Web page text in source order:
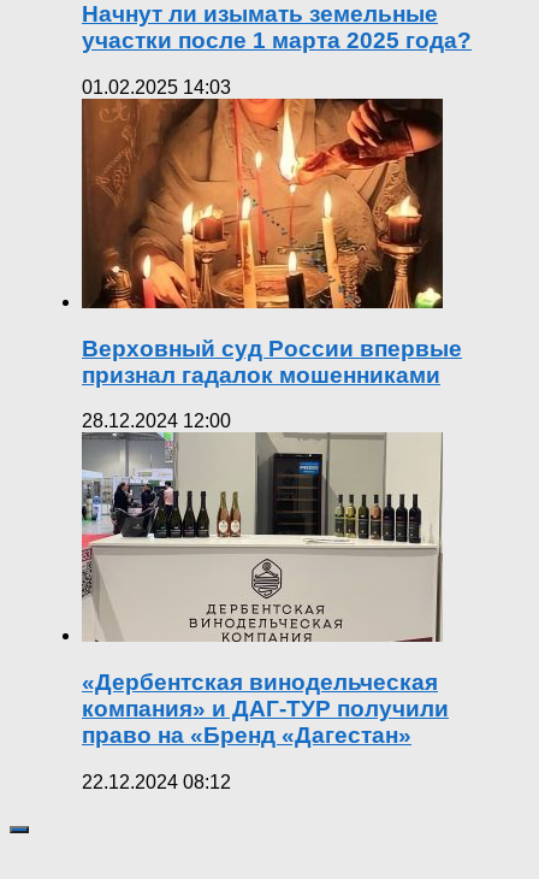
Начнут ли изымать земельные
участки после 1 марта 2025 года?
01.02.2025 14:03
Верховный суд России впервые
признал гадалок мошенниками
28.12.2024 12:00
«Дербентская винодельческая
компания» и ДАГ-ТУР получили
право на «Бренд «Дагестан»
22.12.2024 08:12